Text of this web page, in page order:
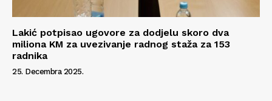
Lakić potpisao ugovore za dodjelu skoro dva
miliona KM za uvezivanje radnog staža za 153
radnika
25. Decembra 2025.